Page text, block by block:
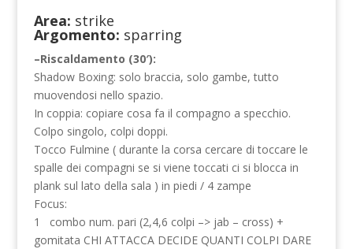
Area: strike
Argomento: sparring
–Riscaldamento (30′):
Shadow Boxing: solo braccia, solo gambe, tutto
muovendosi nello spazio.
In coppia: copiare cosa fa il compagno a specchio.
Colpo singolo, colpi doppi.
Tocco Fulmine ( durante la corsa cercare di toccare le
spalle dei compagni se si viene toccati ci si blocca in
plank sul lato della sala ) in piedi / 4 zampe
Focus:
1 combo num. pari (2,4,6 colpi –> jab – cross) +
gomitata CHI ATTACCA DECIDE QUANTI COLPI DARE